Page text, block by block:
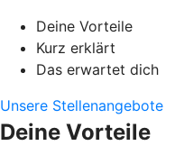
Deine Vorteile
Kurz erklärt
Das erwartet dich
Unsere Stellenangebote
Deine Vorteile